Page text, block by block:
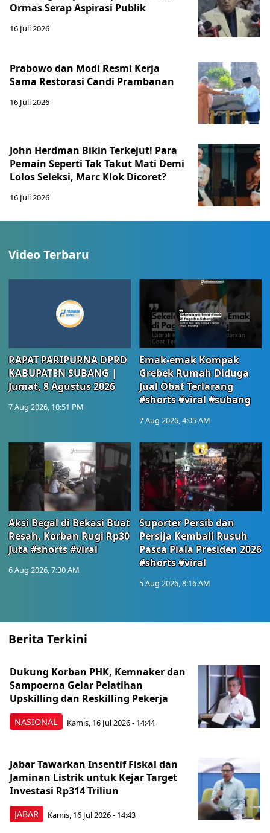
Ormas Serap Aspirasi Publik
16 Juli 2026
Prabowo dan Modi Resmi Kerja
Sama Restorasi Candi Prambanan
16 Juli 2026
John Herdman Bikin Terkejut! Para
Pemain Seperti Tak Takut Mati Demi
Lolos Seleksi, Marc Klok Dicoret?
16 Juli 2026
Video Terbaru
RAPAT PARIPURNA DPRD
KABUPATEN SUBANG |
Jumat, 8 Agustus 2026
7 Aug 2026, 10:51 PM
Emak-emak Kompak
Grebek Rumah Diduga
Jual Obat Terlarang
#shorts #viral #subang
7 Aug 2026, 4:05 AM
Aksi Begal di Bekasi Buat
Resah, Korban Rugi Rp30
Juta #shorts #viral
6 Aug 2026, 7:30 AM
Suporter Persib dan
Persija Kembali Rusuh
Pasca Piala Presiden 2026
#shorts #viral
5 Aug 2026, 8:16 AM
Berita Terkini
NASIONAL
Dukung Korban PHK, Kemnaker dan
Sampoerna Gelar Pelatihan
Upskilling dan Reskilling Pekerja
Kamis, 16 Jul 2026 - 14:44
JABAR
Jabar Tawarkan Insentif Fiskal dan
Jaminan Listrik untuk Kejar Target
Investasi Rp314 Triliun
Kamis, 16 Jul 2026 - 14:43